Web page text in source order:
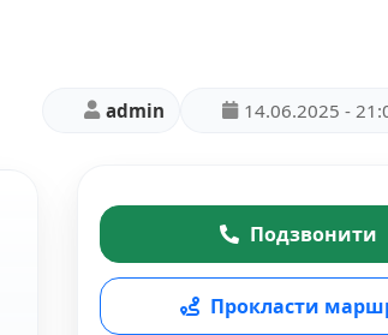
admin 14.06.2025 -
Подзвонити
Прокласти